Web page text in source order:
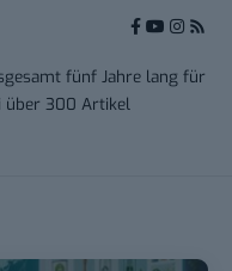
fünf Jahre lang für
über 300 Artikel